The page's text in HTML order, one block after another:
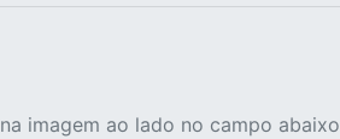
imagem ao lado no campo abaixo